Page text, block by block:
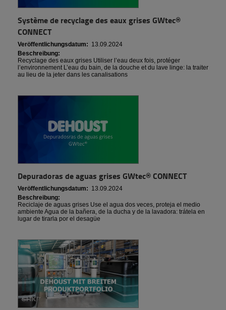
Système de recyclage des eaux grises GWtec®
CONNECT
Veröffentlichungsdatum: 13.09.2024
Beschreibung:
Recyclage des eaux grises Utiliser l’eau deux fois, protéger
l’environnement L’eau du bain, de la douche et du lave linge: la traiter
au lieu de la jeter dans les canalisations
Depuradoras de aguas grises GWtec® CONNECT
Veröffentlichungsdatum: 13.09.2024
Beschreibung:
Reciclaje de aguas grises Use el agua dos veces, proteja el medio
ambiente Agua de la bañera, de la ducha y de la lavadora: trátela en
lugar de tirarla por el desagüe